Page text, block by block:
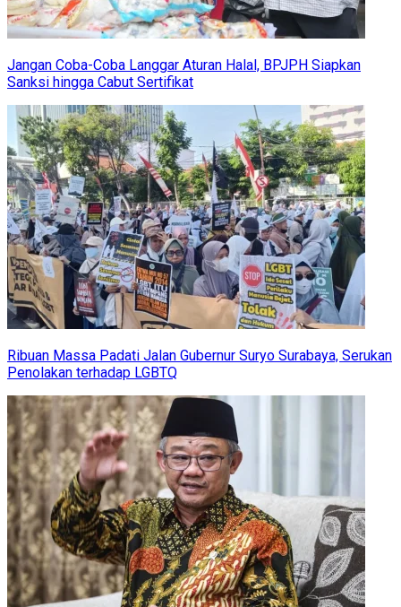
Jangan Coba-Coba Langgar Aturan Halal, BPJPH Siapkan
Sanksi hingga Cabut Sertifikat
Ribuan Massa Padati Jalan Gubernur Suryo Surabaya, Serukan
Penolakan terhadap LGBTQ